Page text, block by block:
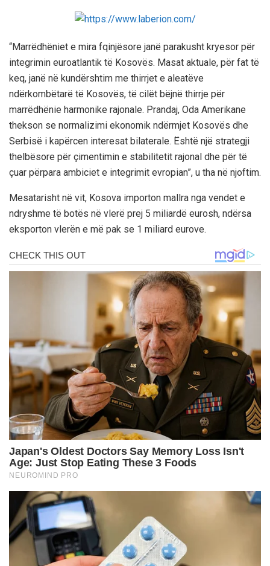
“Marrëdhëniet e mira fqinjësore janë parakusht kryesor për
integrimin euroatlantik të Kosovës. Masat aktuale, për fat të
keq, janë në kundërshtim me thirrjet e aleatëve
ndërkombëtarë të Kosovës, të cilët bëjnë thirrje për
marrëdhënie harmonike rajonale. Prandaj, Oda Amerikane
thekson se normalizimi ekonomik ndërmjet Kosovës dhe
Serbisë i kapërcen interesat bilaterale. Është një strategji
thelbësore për çimentimin e stabilitetit rajonal dhe për të
çuar përpara ambiciet e integrimit evropian”, u tha në njoftim.
Mesatarisht në vit, Kosova importon mallra nga vendet e
ndryshme të botës në vlerë prej 5 miliardë eurosh, ndërsa
eksporton vlerën e më pak se 1 miliard eurove.